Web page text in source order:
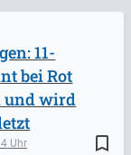
bookmark_border
11-
bei Rot
und wird